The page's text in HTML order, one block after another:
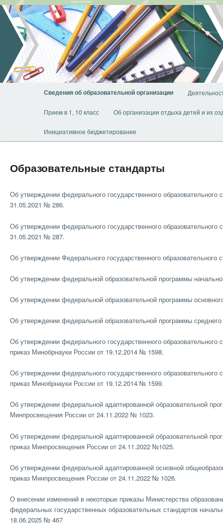
Перейти
основному
содержимому
Сведения об образовательной организации
Прием в 1, 10 класс Об организации отдыха детей и их
Инициативное бюджетирование
Образовательные стандарты
Об утверждении федерального государственного
31.05.2021 № 286.
Об утверждении федерального государственного
31.05.2021 № 287.
Об утверждении Федерального государственного
Об утверждении федеральной образовательной программы
Об утверждении федеральной образовательной программы
Об утверждении федеральной образовательной программы
Об утверждении федерального государственного
приказ Минобрнауки России от 19.12.2014 № 1598.
Об утверждении федерального государственного
приказ Минобрнауки России от 19.12.2014 № 1599.
Об утверждении федеральной адаптированной образовательной
Минпросвещения России от 24.11.2022 № 1023.
Об утверждении федеральной адаптированной образовательной
приказ Минпросвещения России от 24.11.2022 №1025.
Об утверждении федеральной адаптированной основной
приказ Минпросвещения России от 24.11.2022 № 1026.
О внесении изменений в некоторые приказы Министерства
федеральных государственных образовательных стандартов
18.06.2025 № 467